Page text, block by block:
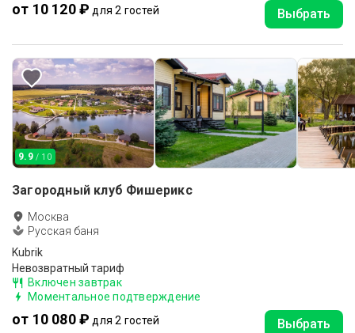
от 10 120 ₽ для 2 гостей Выбрать
9.9 / 10
Загородный клуб Фишерикс
Москва
Русская баня
Kubrik
Невозвратный тариф
Включен завтрак
Моментальное подтверждение
от 10 080 ₽ для 2 гостей Выбрать